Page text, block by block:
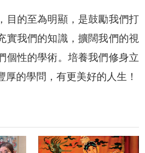
目的至為明顯，是鼓勵我們打
實我們的知識，擴闊我們的視
個性的學術。培養我們修身立
厚的學問，有更美好的人生！